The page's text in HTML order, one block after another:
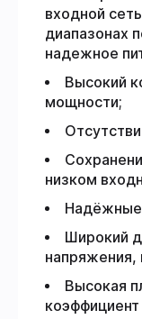
входной
диапазонах
надежное
Высокий
мощности;
низком
Надёжные
Широкий
напряжения,
Высокая